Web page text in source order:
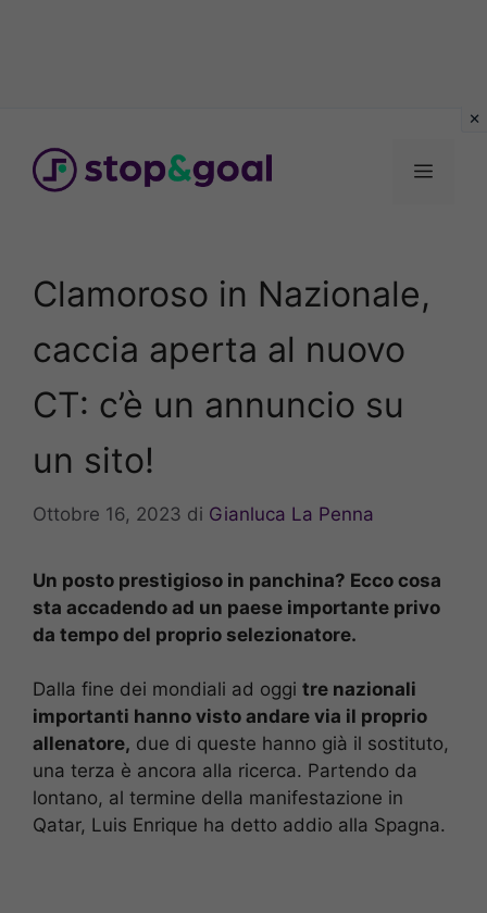
contenuto
Menu
Clamoroso in Nazionale,
caccia aperta al nuovo
CT: c’è un annuncio su
un sito!
Ottobre 16, 2023 di Gianluca La Penna
Un posto prestigioso in panchina? Ecco cosa
sta accadendo ad un paese importante privo
da tempo del proprio selezionatore.
Dalla fine dei mondiali ad oggi tre nazionali
importanti hanno visto andare via il proprio
allenatore, due di queste hanno già il sostituto,
una terza è ancora alla ricerca. Partendo da
lontano, al termine della manifestazione in
Qatar, Luis Enrique ha detto addio alla Spagna.